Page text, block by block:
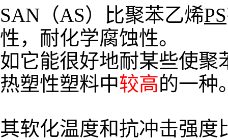
SAN（AS）比聚苯乙烯PS
性，耐化学腐蚀性。
如它能很好地耐某些使聚
热塑性塑料中较高的一种
其软化温度和抗冲击强度